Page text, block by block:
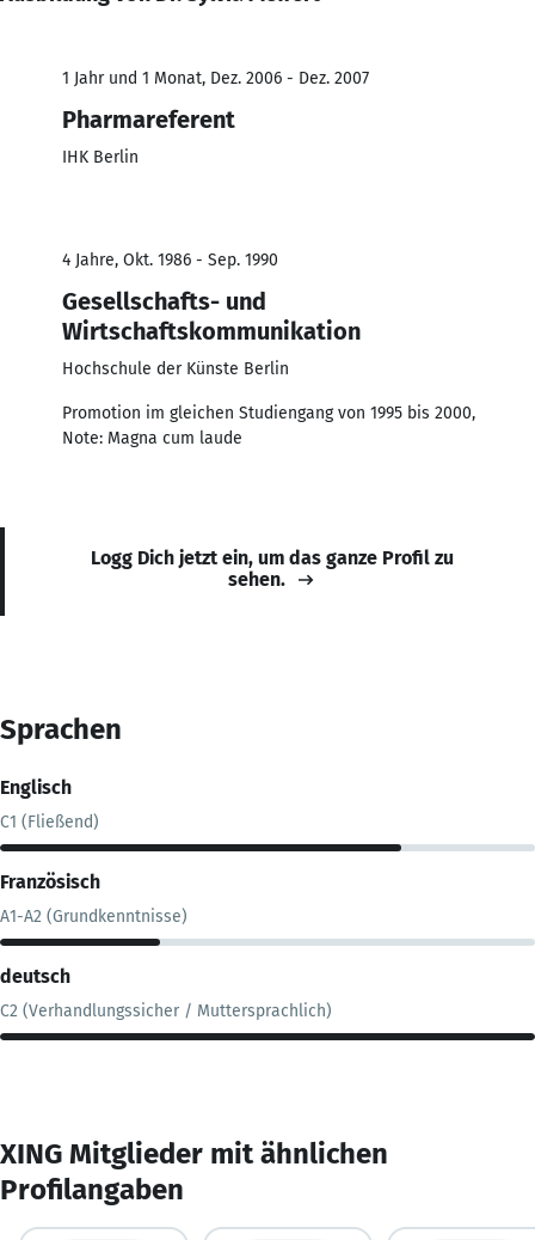
1 Jahr und 1 Monat, Dez. 2006 - Dez. 2007
Pharmareferent
IHK Berlin
4 Jahre, Okt. 1986 - Sep. 1990
Gesellschafts- und
Wirtschaftskommunikation
Hochschule der Künste Berlin
Promotion im gleichen Studiengang von 1995 bis 2000,
Note: Magna cum laude
Logg Dich jetzt ein, um das ganze Profil zu
sehen.
Sprachen
Englisch
C1 (Fließend)
Französisch
A1-A2 (Grundkenntnisse)
deutsch
C2 (Verhandlungssicher / Muttersprachlich)
XING Mitglieder mit ähnlichen
Profilangaben